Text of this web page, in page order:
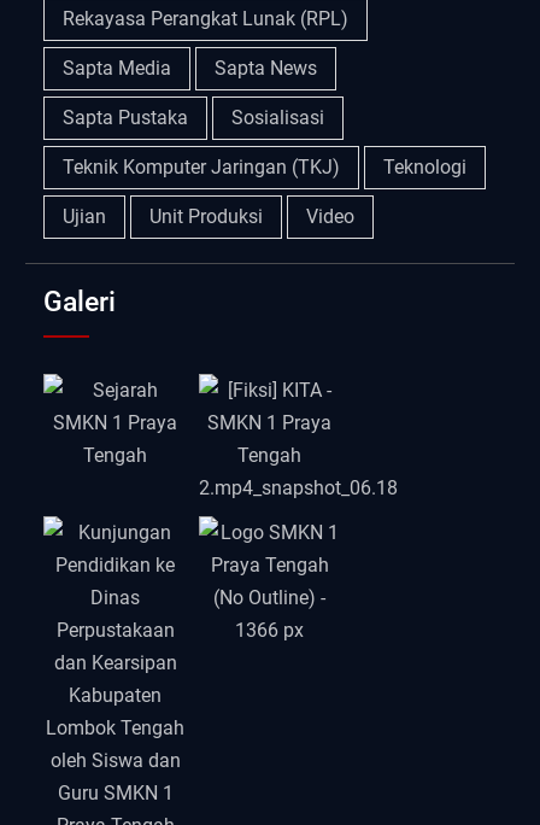
Rekayasa Perangkat Lunak (RPL)
Sapta Media Sapta News
Sapta Pustaka Sosialisasi
Teknik Komputer Jaringan (TKJ) Teknologi
Ujian Unit Produksi Video
Galeri